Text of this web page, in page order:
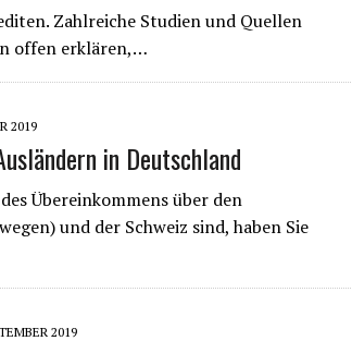
Zahlreiche Studien und Quellen
offen erklären,…
2019
in Deutschland
Übereinkommens über den
und der Schweiz sind, haben Sie
2019